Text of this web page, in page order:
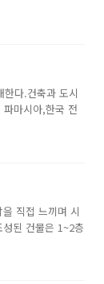
다.건축과 도시
마시아,한국 전
직접 느끼며 시
된 건물은 1~2층